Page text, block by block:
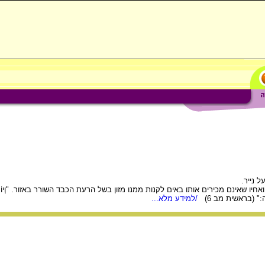
שאינם מכירים אותו באים לקנות ממנו מזון בשל הרעת הכבד השורר באזור.
(בראשית מב 6)
/למידע מלא...